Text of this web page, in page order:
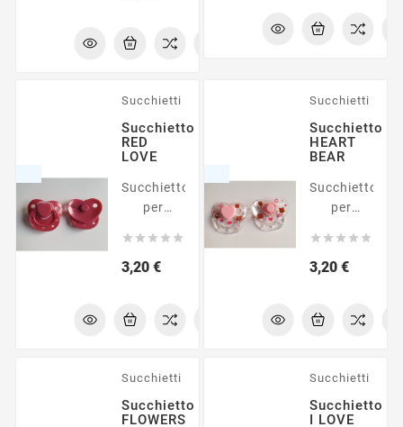
Succhietti
Succhietto
RED
LOVE
Succhietto
per
reborn
    
3,20 €Prezzo
Succhietti
Succhietto
HEART
BEAR
Succhietto
per
reborn
    
3,20 €Prezzo
Succhietti
Succhietto
FLOWERS
Succhietti
Succhietto
I LOVE